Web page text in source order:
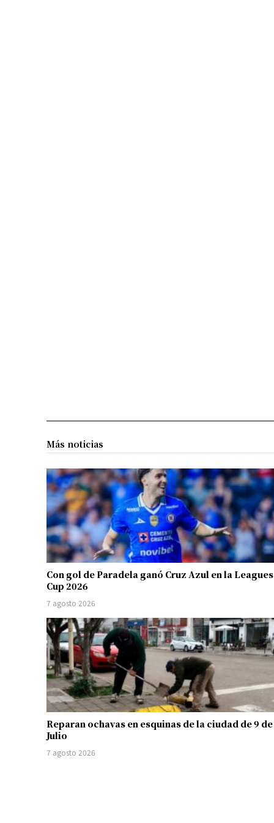
Más noticias
Con gol de Paradela ganó Cruz Azul en la Leagues
Cup 2026
7 agosto 2026
Reparan ochavas en esquinas de la ciudad de 9 de
Julio
7 agosto 2026